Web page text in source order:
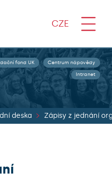
CZE
fond UK Centrum nápovědy
Intranet
deska